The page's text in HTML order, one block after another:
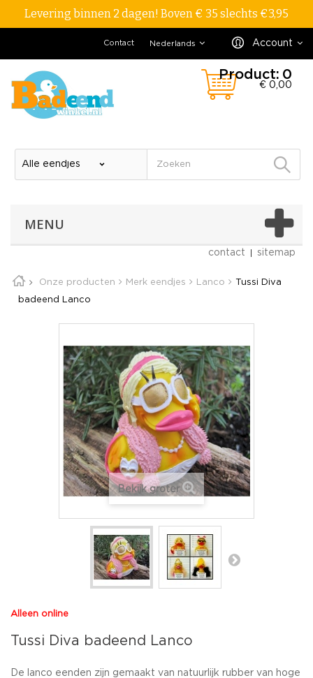
Levering binnen 2 dagen! Boven € 35 slechts €3,95
Account
Nederlands
Contact
Product: 0
€ 0,00
MENU
contact sitemap
Onze producten Merk eendjes Lanco Tussi Diva
badeend Lanco
Bekijk groter
Alleen online
Tussi Diva badeend Lanco
De lanco eenden zijn gemaakt van natuurlijk rubber van hoge